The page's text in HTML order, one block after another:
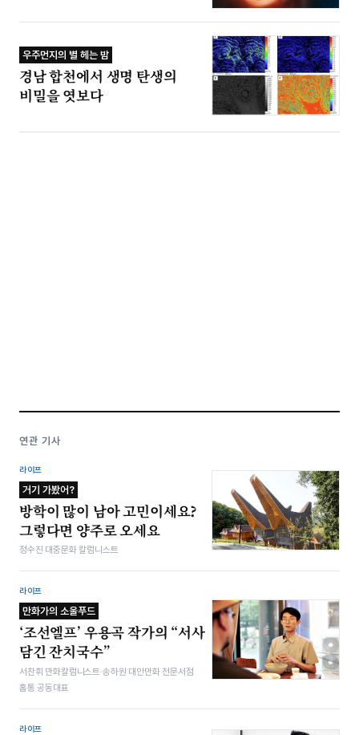
우주먼지의 별 헤는 밤
경남 합천에서 생명 탄생의
비밀을 엿보다
연관 기사
라이프
거기 가봤어?
방학이 많이 남아 고민이세요?
그렇다면 양주로 오세요
정수진 대중문화 칼럼니스트
라이프
만화가의 소울푸드
‘조선엘프’ 우용곡 작가의 “서사
담긴 잔치국수”
서찬휘 만화칼럼니스트·송하원 대안만화 전문서점
홈통 공동대표
라이프